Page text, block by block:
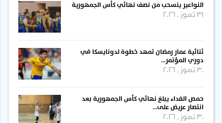
النواعير ينسحب من نصف نهائي كأس الجمهورية
31 تموز , 2026
ثنائية عمار رمضان تمهد خطوة لدونايسكا في
دوري المؤتمر…
30 تموز , 2026
حمص الفداء يبلغ نهائي كأس الجمهورية بعد
انتصار عريض على…
30 تموز , 2026